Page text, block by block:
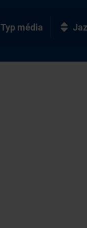
Typ média